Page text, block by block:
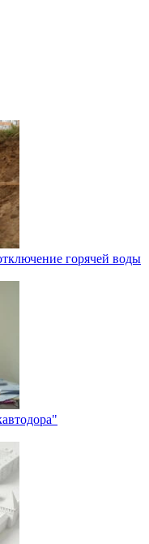
горячей воды